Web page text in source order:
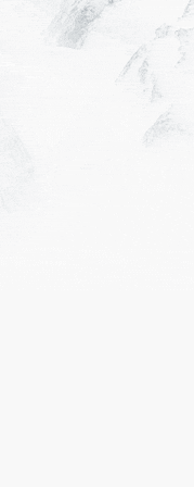
Dolomites Val Gardena/​Gröden